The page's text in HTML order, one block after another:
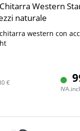
Western
naturale
western con
plettro, corde di
spartiti per principianti
€